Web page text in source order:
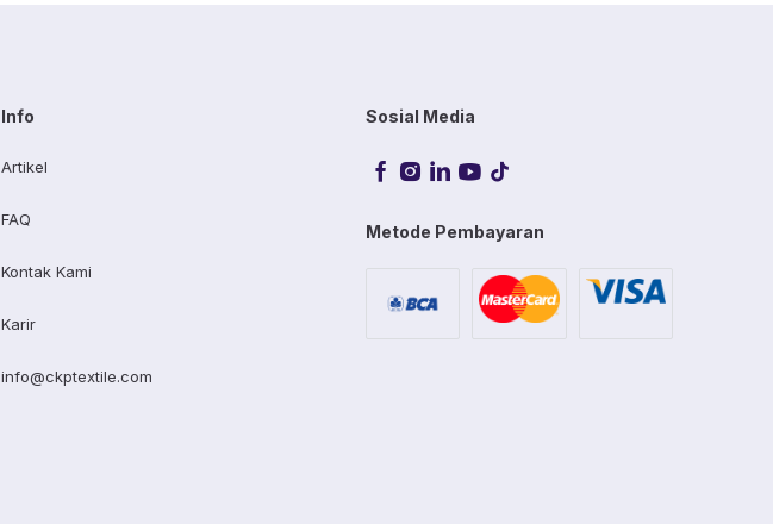
Info
Artikel
FAQ
Kontak Kami
Karir
info@ckptextile.com
Sosial Media
Metode Pembayaran